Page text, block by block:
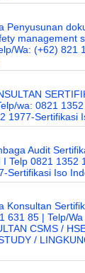
Penyusunan
management
Wa: (+62) 821
wa: 0821
1977-Sertifikasi
Audit
I Telp 0821 1352
Sertifikasi Iso
Konsultan
631 85 | Telp/
CSMS /
/